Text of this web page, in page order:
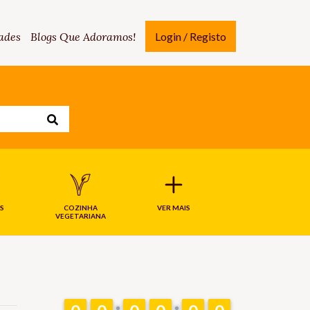
Blogs Que Adoramos! Login / Registo
COZINHA
VEGETARIANA
VER MAIS